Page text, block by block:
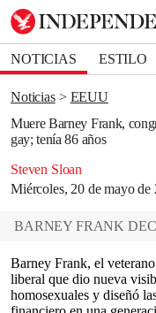
NOTICIAS ESTILO
DEPORTES
Noticias
EEUU
Muere Barney Frank,
gay; tenía 86 años
Steven Sloan
Miércoles, 20 de mayo
Bookmark
Removed from
Close popover
BARNEY FRANK
Barney Frank, el
liberal que dio nueva
homosexuales y diseñó